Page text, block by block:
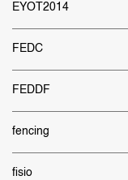
EYOT2014
FEDC
FEDDF
fencing
fisio